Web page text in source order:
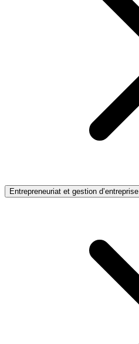
Entrepreneuriat et gestion d’entreprise